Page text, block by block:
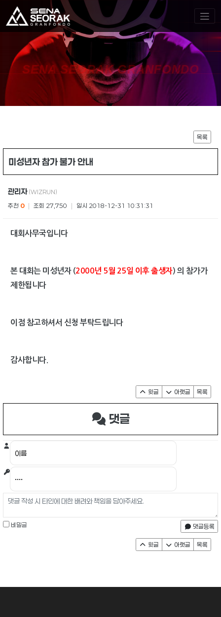
SENA SEORAK GRANFONDO
목록
미성년자 참가 불가 안내
관리자 (WIZRUN)
추천 0 조회 27,750 일시 2018-12-31 10:31:31
대회사무국입니다
본 대회는 미성년자 (2000년 5월 25일 이후 출생자) 의 참가가
제한됩니다
이점 참고하셔서 신청 부탁드립니다
감사합니다.
윗글 아랫글 목록
댓글
비밀글 댓글등록
윗글 아랫글 목록